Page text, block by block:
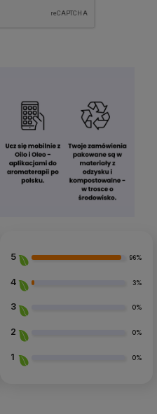
5 96%
4 3%
3 0%
2 0%
1 0%